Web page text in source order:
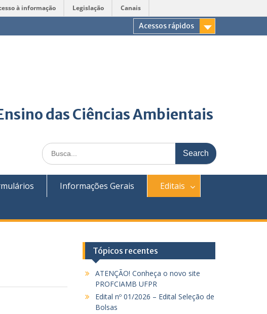
à informação Legislação Canais
Acessos rápidos
das Ciências Ambientais
Search
for:
Informações Gerais
Editais
Tópicos recentes
ATENÇÃO! Conheça o novo site
PROFCIAMB UFPR
Edital nº 01/2026 – Edital Seleção de
Bolsas